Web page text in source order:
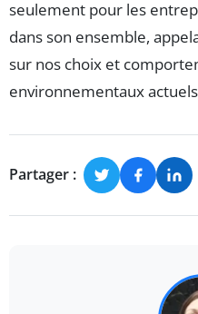
seulement pour les
dans son ensemble,
sur nos choix et
environnementaux
Partager :